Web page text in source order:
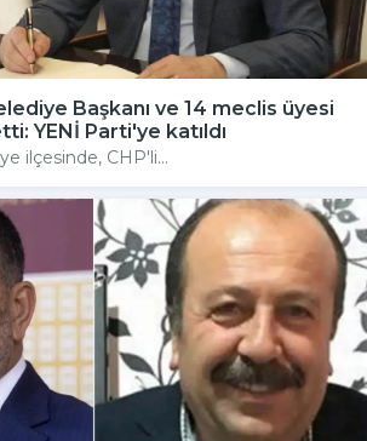
Başkanı ve 14 meclis üyesi
YENİ Parti'ye katıldı
ilçesinde, CHP'li...